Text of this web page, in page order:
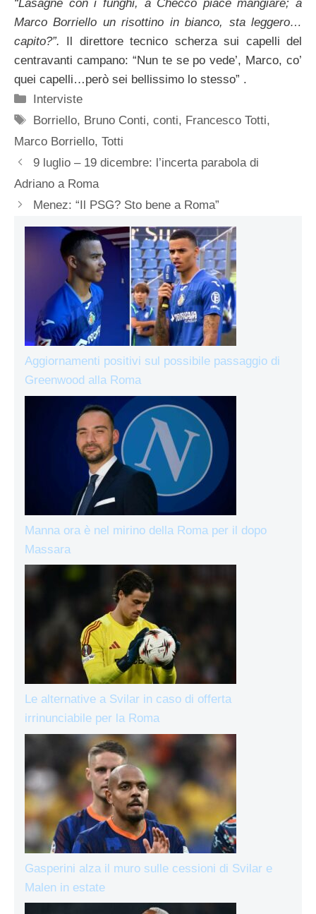
“Lasagne con i funghi, a Checco piace mangiare; a
Marco Borriello un risottino in bianco, sta leggero…
capito?”.
Il direttore tecnico scherza sui capelli del
centravanti campano: “Nun te se po vede’, Marco, co’
quei capelli…però sei bellissimo lo stesso” .
Categorie
Interviste
Tag
Borriello, Bruno Conti,conti, Francesco Totti,
Marco Borriello, Totti
9 luglio – 19 dicembre: l’incerta parabola di
Adriano a Roma
Menez: “Il PSG? Sto bene a Roma”
Aggiornamenti positivi sul possibile passaggio di
Greenwood alla Roma
Manna ora è nel mirino della Roma per il dopo
Massara
Le alternative a Svilar in caso di offerta
irrinunciabile per la Roma
Gasperini alza il muro sulle cessioni di Svilar e
Malen in estate